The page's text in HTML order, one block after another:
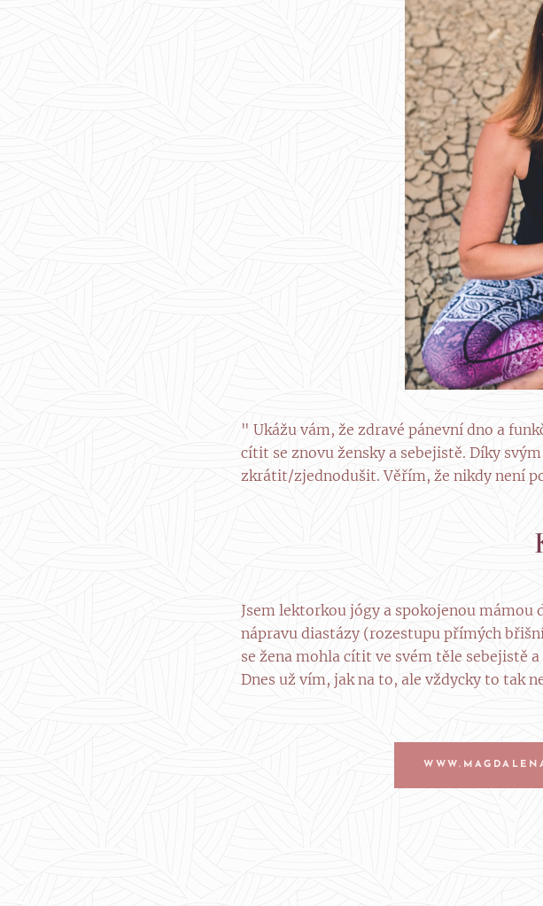
" Ukážu vám, že zdravé pánevní dno a
cítit se znovu žensky a sebejistě. Díky
zkrátit/zjednodušit. Věřím, že nikdy není
Jsem lektorkou jógy a spokojenou mámou
nápravu diastázy (rozestupu přímých
se žena mohla cítit ve svém těle sebejistě
Dnes už vím, jak na to, ale vždycky to tak